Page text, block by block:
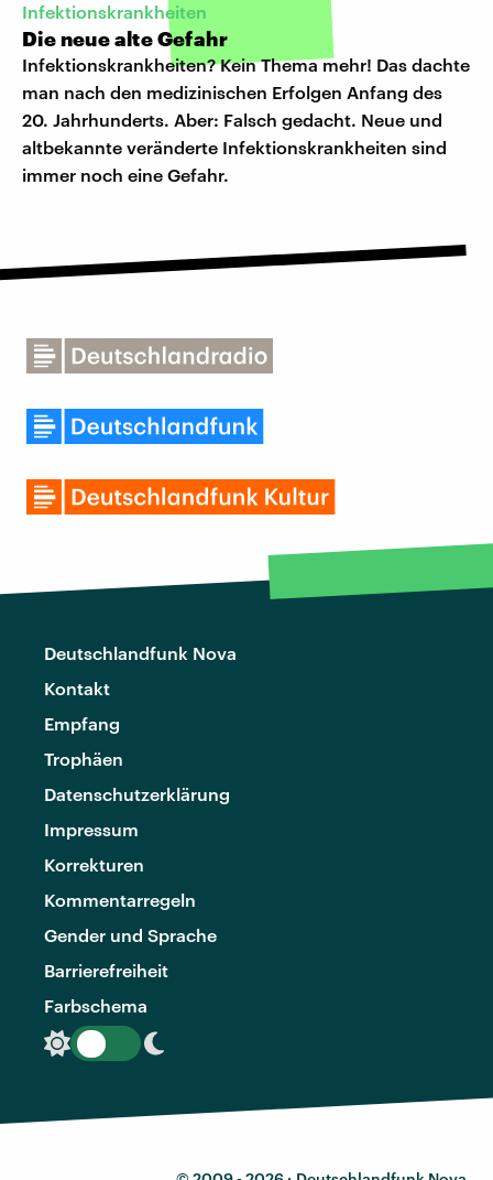
Infektionskrankheiten
Die neue alte Gefahr
Infektionskrankheiten? Kein Thema mehr! Das dachte
man nach den medizinischen Erfolgen Anfang des
20. Jahrhunderts. Aber: Falsch gedacht. Neue und
altbekannte veränderte Infektionskrankheiten sind
immer noch eine Gefahr.
Deutschlandfunk Nova
Kontakt
Empfang
Trophäen
Datenschutzerklärung
Impressum
Korrekturen
Kommentarregeln
Gender und Sprache
Barrierefreiheit
Farbschema